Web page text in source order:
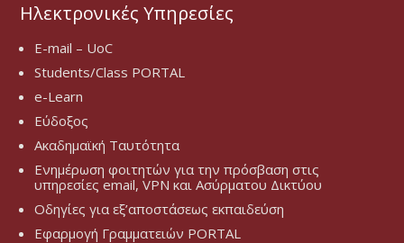
Ηλεκτρονικές Υπηρεσίες
E-mail – UoC
Students/Class PORTAL
e-Learn
Εύδοξος
Ακαδημαϊκή Ταυτότητα
Ενημέρωση φοιτητών για την πρόσβαση στις
υπηρεσίες email, VPN και Ασύρματου Δικτύου
Οδηγίες για εξ’αποστάσεως εκπαιδεύση
Εφαρμογή Γραμματειών PORTAL